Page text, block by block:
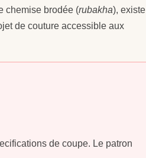
chemise brodée (rubakha), existe
de couture accessible aux
de coupe. Le patron